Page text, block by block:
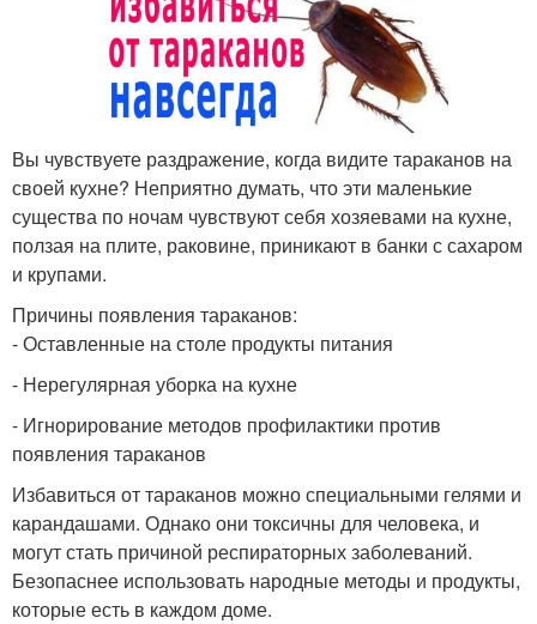
Вы чувствуете раздражение, когда видите тараканов на
своей кухне? Неприятно думать, что эти маленькие
существа по ночам чувствуют себя хозяевами на кухне,
ползая на плите, раковине, приникают в банки с сахаром
и крупами.
Причины появления тараканов:
- Оставленные на столе продукты питания
- Нерегулярная уборка на кухне
- Игнорирование методов профилактики против
появления тараканов
Избавиться от тараканов можно специальными гелями и
карандашами. Однако они токсичны для человека, и
могут стать причиной респираторных заболеваний.
Безопаснее использовать народные методы и продукты,
которые есть в каждом доме.